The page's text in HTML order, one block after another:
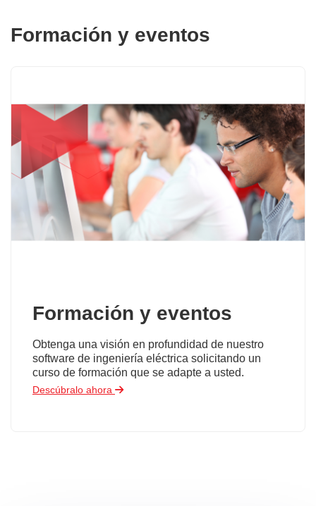
Formación y eventos
Formación y eventos
Obtenga una visión en profundidad de nuestro
software de ingeniería eléctrica solicitando un
curso de formación que se adapte a usted.
Descúbralo ahora